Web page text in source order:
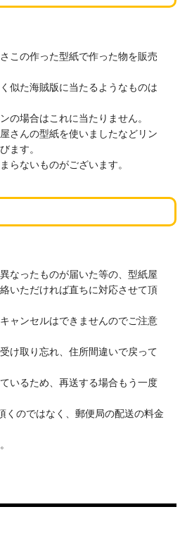
この作った型紙で作った物を販売
似た海賊版に当たるようなものは
の場合はこれに当たりません。
さんの型紙を使いましたなどリン
ます。
らないものがございます。
なったものが届いた等の、型紙屋
いただければ直ちに対応させて頂
ャンセルはできませんのでご注意
け取り忘れ、住所間違いで戻って
いるため、再送する場合もう一度
くのではなく、郵便局の配送の料金